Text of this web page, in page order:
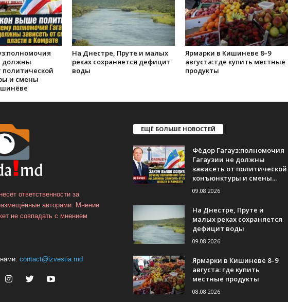
должны
политической
и смены
На Днестре, Пруте и малых
реках сохраняется дефицит
воды
Ярмарки в Кишиневе 8–9
августа: где купить местные
продукты
ответственности за
авторами. Мнение
не совпадать с мнением
contact@izvestia.md
ЕЩЁ БОЛЬШЕ НОВОСТЕЙ
Фёдор Гагауз:полномочия
Гагаузии не должны
зависеть от политической
конъюнктуры и смены...
09.08.2026
На Днестре, Пруте и
малых реках сохраняется
дефицит воды
09.08.2026
Ярмарки в Кишиневе 8–9
августа: где купить
местные продукты
08.08.2026